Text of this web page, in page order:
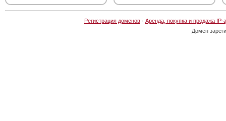
Регистрация доменов· Аренда, покупка и продажа IP-
Домен